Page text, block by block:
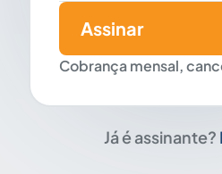
Cobrança mensal,
Assinar
Já é assinante?